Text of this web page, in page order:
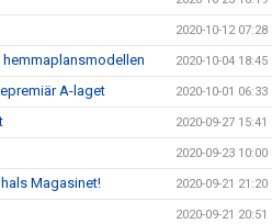
2020-10-12 07:28
hemmaplansmodellen 2020-10-04 18:45
A-laget 2020-10-01 06:33
2020-09-27 15:41
2020-09-23 10:00
Magasinet! 2020-09-21 21:20
2020-09-21 20:51